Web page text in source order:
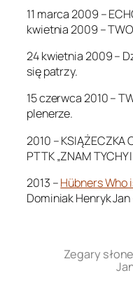
11 marca 2009 –
kwietnia 2009 –
24 kwietnia 2009 –
się patrzy.
15 czerwca 2010 –
plenerze.
2010 – KSIĄŻECZKA
PTTK „ZNAM TYCHY
2013 –Hübners Who
Dominiak Henryk
Zegary